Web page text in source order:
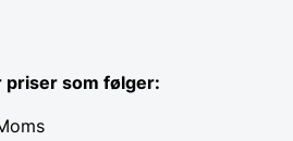
priser som følger: